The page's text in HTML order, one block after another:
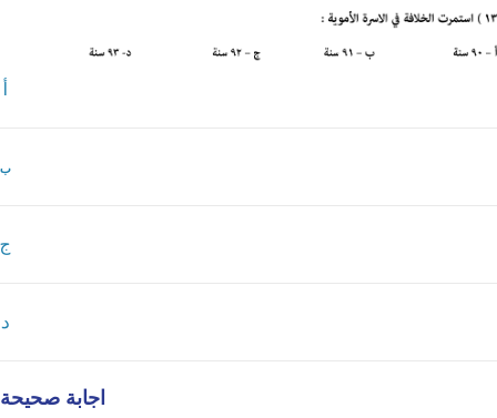
ب
ج
د
اجابة صحيحة